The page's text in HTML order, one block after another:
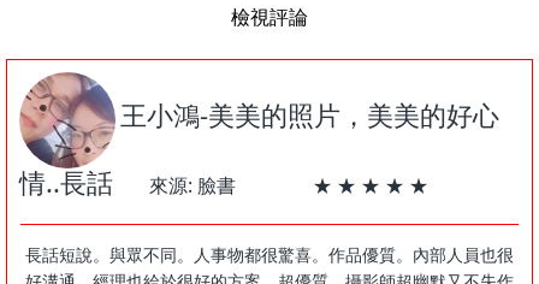
檢視評論
王小鴻-美美的照片，美美的好心
情..長話
來源: 臉書 ★ ★ ★ ★ ★
長話短說。與眾不同。人事物都很驚喜。作品優質。內部人員也很